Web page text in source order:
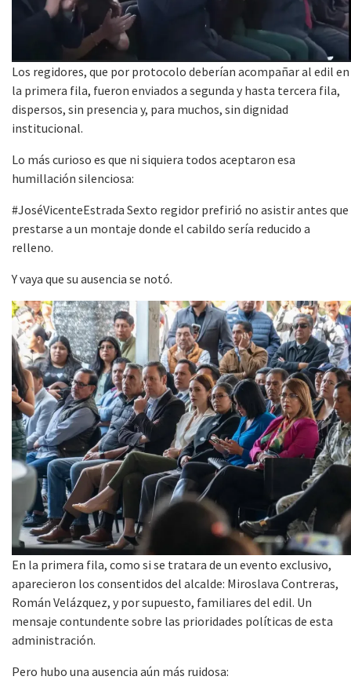
Los regidores, que por protocolo deberían acompañar al edil en
la primera fila, fueron enviados a segunda y hasta tercera fila,
dispersos, sin presencia y, para muchos, sin dignidad
institucional.
Lo más curioso es que ni siquiera todos aceptaron esa
humillación silenciosa:
#JoséVicenteEstrada Sexto regidor prefirió no asistir antes que
prestarse a un montaje donde el cabildo sería reducido a
relleno.
Y vaya que su ausencia se notó.
En la primera fila, como si se tratara de un evento exclusivo,
aparecieron los consentidos del alcalde: Miroslava Contreras,
Román Velázquez, y por supuesto, familiares del edil. Un
mensaje contundente sobre las prioridades políticas de esta
administración.
Pero hubo una ausencia aún más ruidosa: